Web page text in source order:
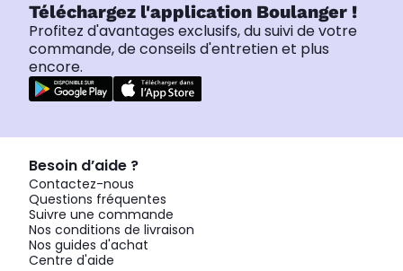
Téléchargez l'application Boulanger !
Profitez d'avantages exclusifs, du suivi de votre
commande, de conseils d'entretien et plus
encore.
Besoin d’aide ?
Contactez-nous
Questions fréquentes
Suivre une commande
Nos conditions de livraison
Nos guides d'achat
Centre d'aide